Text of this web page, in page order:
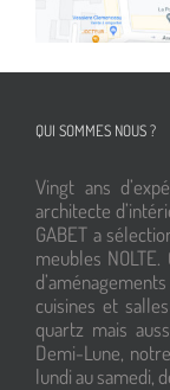
QUI SOMMES NOUS ?
Vingt ans
architecte
GABET a
meubles
cuisines et
quartz mais
Demi-Lune,
lundi au samedi,